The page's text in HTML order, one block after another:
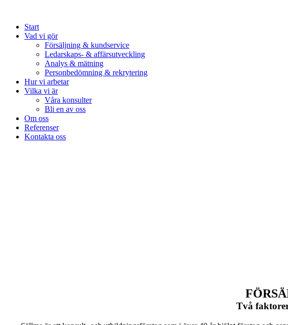
Start
Vad vi gör
Försäljning & kundservice
Ledarskaps- & affärsutveckling
Analys & mätning
Personbedömning & rekrytering
Hur vi arbetar
Vilka vi är
Våra konsulter
Bli en av oss
Om oss
Referenser
Kontakta oss
Två